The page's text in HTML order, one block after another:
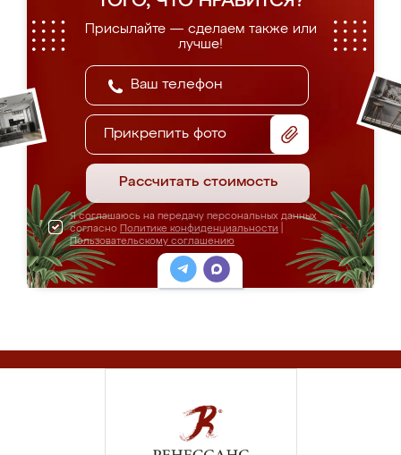
Присылайте — сделаем также или
лучше!
Прикрепить фото
Рассчитать стоимость
Я соглашаюсь на передачу персональных данных
согласно Политике конфиденциальности
Пользовательскому соглашению